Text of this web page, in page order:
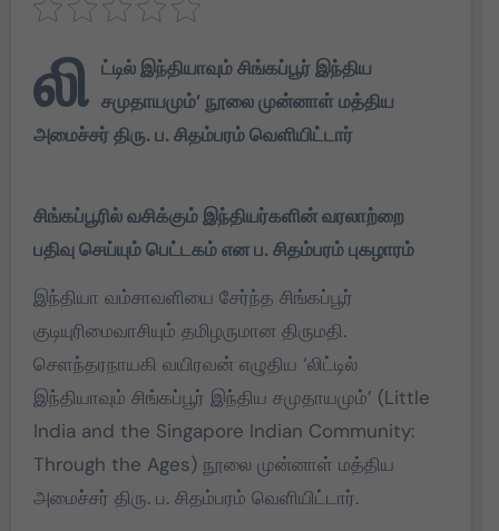
லி ட்டில் இந்தியாவும் சிங்கப்பூர் இந்திய
சமுதாயமும்’ நூலை முன்னாள் மத்திய
அமைச்சர் திரு. ப. சிதம்பரம் வெளியிட்டார்
சிங்கப்பூரில் வசிக்கும் இந்தியர்களின் வரலாற்றை
பதிவு செய்யும் பெட்டகம் என ப. சிதம்பரம் புகழாரம்
இந்தியா வம்சாவளியை சேர்ந்த சிங்கப்பூர்
குடியுரிமைவாசியும் தமிழருமான திருமதி.
செளந்தரநாயகி வயிரவன் எழுதிய ‘லிட்டில்
இந்தியாவும் சிங்கப்பூர் இந்திய சமுதாயமும்’ (Little
India and the Singapore Indian Community:
Through the Ages) நூலை முன்னாள் மத்திய
அமைச்சர் திரு. ப. சிதம்பரம் வெளியிட்டார்.